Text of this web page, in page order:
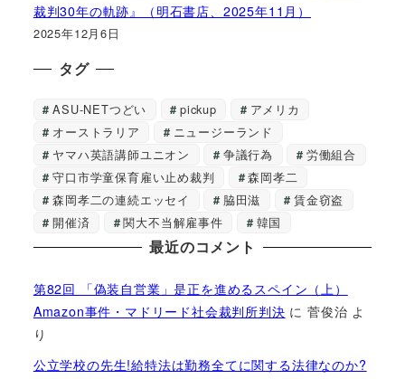
裁判30年の軌跡』（明石書店、2025年11月）
2025年12月6日
タグ
ASU-NETつどい pickup
アメリカ
オーストラリア
ニュージーランド
ヤマハ英語講師ユニオン
争議行為
労働組合
守口市学童保育雇い止め裁判
森岡孝二
森岡孝二の連続エッセイ
脇田滋
賃金窃盗
開催済
関大不当解雇事件 韓国
最近のコメント
第82回 「偽装自営業」是正を進めるスペイン（上）
Amazon事件・マドリード社会裁判所判決 に菅俊治 よ
り
公立学校の先生!給特法は勤務全てに関する法律なのか?